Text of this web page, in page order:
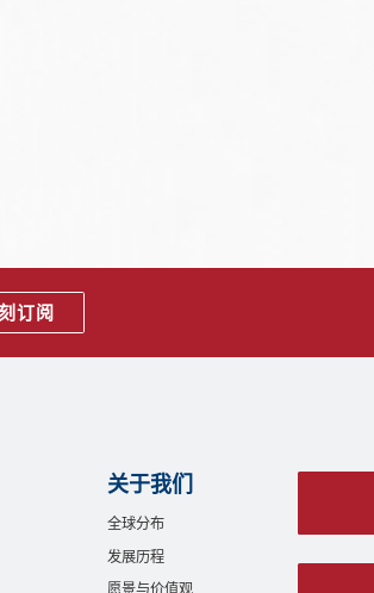
订阅
关于我们
全球分布
发展历程
愿景与价值观